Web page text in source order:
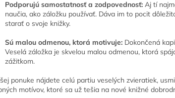
Podporujú samostatnosť a zodpovednosť: Aj tí
naučia, ako záložku používať. Dáva im to pocit
starať o svoje knižky.
Sú malou odmenou, ktorá motivuje: Dokončená
Veselá záložka je skvelou malou odmenou, ktorá
zážitkom.
ponuke nájdete celú partiu veselých zvieratiek,
motívov, ktoré sa už tešia na nové knižné